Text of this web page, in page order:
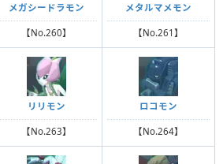
メガシードラモン
【No.260】
メタルマメモン
【No.261】
リリモン
【No.263】
ロコモン
【No.264】